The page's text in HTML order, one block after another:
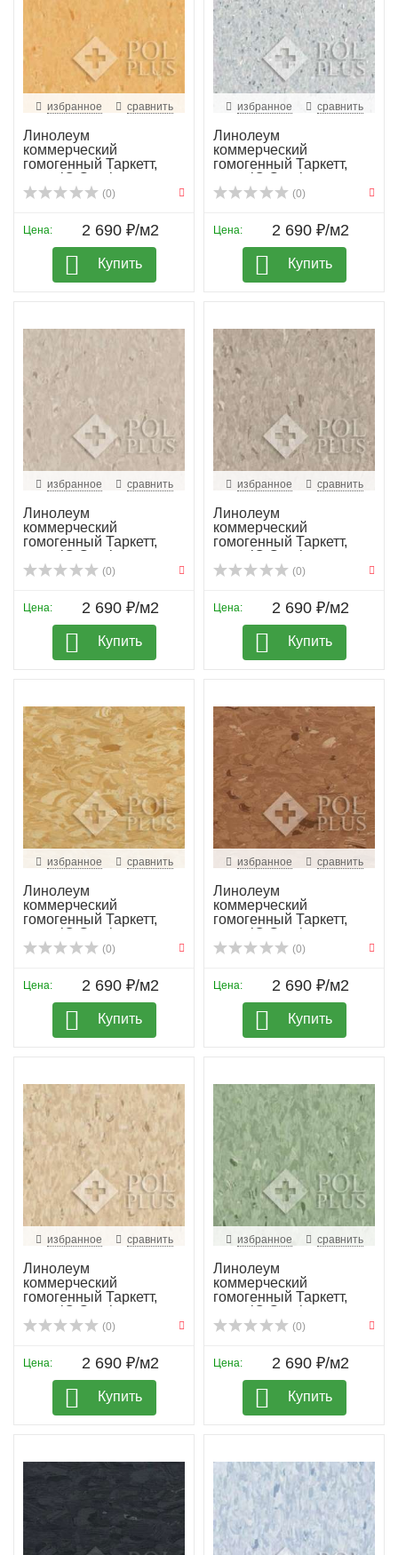
избранное сравнить
Линолеум
коммерческий
гомогенный Таркетт,
колл. iQ Granit...
(0)
Цена: 2 690 ₽/м2
Купить
избранное сравнить
Линолеум
коммерческий
гомогенный Таркетт,
колл. iQ Granit...
(0)
Цена: 2 690 ₽/м2
Купить
избранное сравнить
Линолеум
коммерческий
гомогенный Таркетт,
колл. iQ Granit...
(0)
Цена: 2 690 ₽/м2
Купить
избранное сравнить
Линолеум
коммерческий
гомогенный Таркетт,
колл. iQ Granit...
(0)
Цена: 2 690 ₽/м2
Купить
избранное сравнить
Линолеум
коммерческий
гомогенный Таркетт,
колл. iQ Granit...
(0)
Цена: 2 690 ₽/м2
Купить
избранное сравнить
Линолеум
коммерческий
гомогенный Таркетт,
колл. iQ Granit...
(0)
Цена: 2 690 ₽/м2
Купить
избранное сравнить
Линолеум
коммерческий
гомогенный Таркетт,
колл. iQ Granit...
(0)
Цена: 2 690 ₽/м2
Купить
избранное сравнить
Линолеум
коммерческий
гомогенный Таркетт,
колл. iQ Granit...
(0)
Цена: 2 690 ₽/м2
Купить